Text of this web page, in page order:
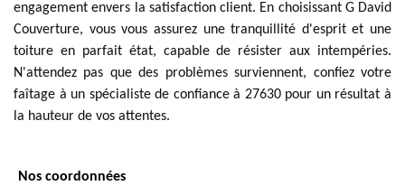
engagement envers la satisfaction client. En choisissant G David
Couverture, vous vous assurez une tranquillité d'esprit et une
toiture en parfait état, capable de résister aux intempéries.
N'attendez pas que des problèmes surviennent, confiez votre
faîtage à un spécialiste de confiance à 27630 pour un résultat à
la hauteur de vos attentes.
Nos coordonnées